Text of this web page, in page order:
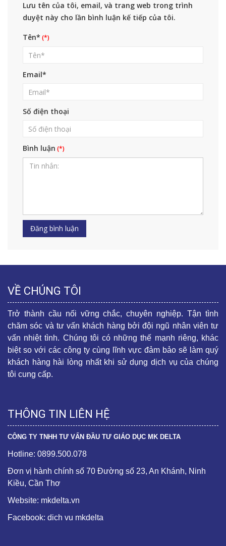
Lưu tên của tôi, email, và trang web trong trình
duyệt này cho lần bình luận kế tiếp của tôi.
Tên*
Email*
Số điện thoại
Bình luận
VỀ CHÚNG TÔI
Trở thành cầu nối vững chắc, chuyên nghiệp. Tận tình
chăm sóc và tư vấn khách hàng bởi đội ngũ nhân viên tư
vấn nhiệt tình. Chúng tôi có những thế mạnh riêng, khác
biệt so với các công ty cùng lĩnh vực đảm bảo sẽ làm quý
khách hàng hài lòng nhất khi sử dụng dịch vụ của chúng
tôi cung cấp.
THÔNG TIN LIÊN HỆ
CÔNG TY TNHH TƯ VẤN ĐẦU TƯ GIÁO DỤC MK DELTA
Hotline: 0899.500.078
Đơn vị hành chính số 70 Đường số 23, An Khánh, Ninh
Kiều, Cần Thơ
Website: mkdelta.vn
Facebook: dich vu mkdelta